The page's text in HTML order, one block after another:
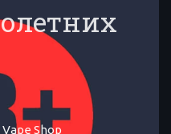
18650х2
Shop